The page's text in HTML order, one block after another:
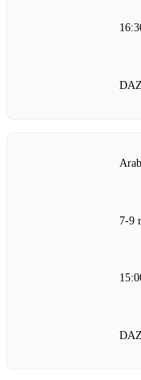
7-9